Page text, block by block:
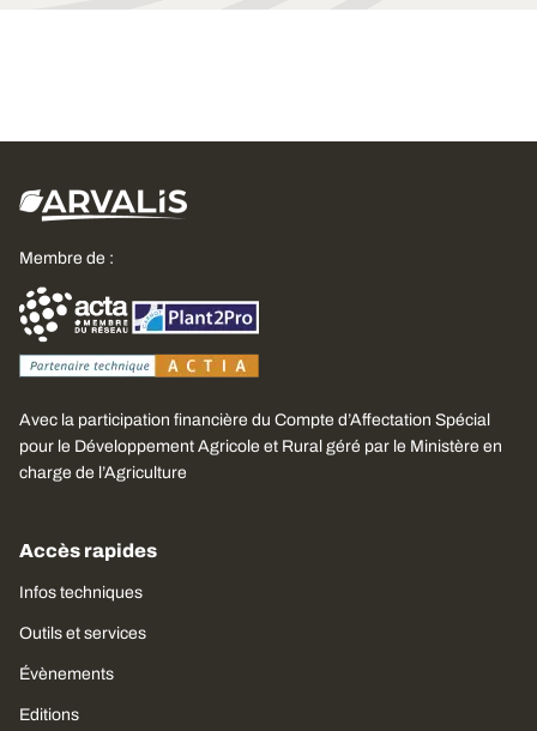
Membre de :
Avec la participation financière du Compte d’Affectation Spécial
pour le Développement Agricole et Rural géré par le Ministère en
charge de l’Agriculture
Accès rapides
Infos techniques
Outils et services
Évènements
Editions